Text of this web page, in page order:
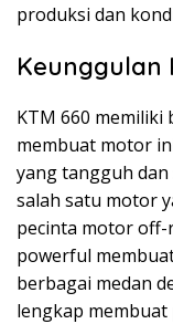
produksi dan
Keunggulan
KTM 660
membuat motor
yang tangguh
salah satu motor
pecinta motor off-
powerful
berbagai medan
lengkap membuat